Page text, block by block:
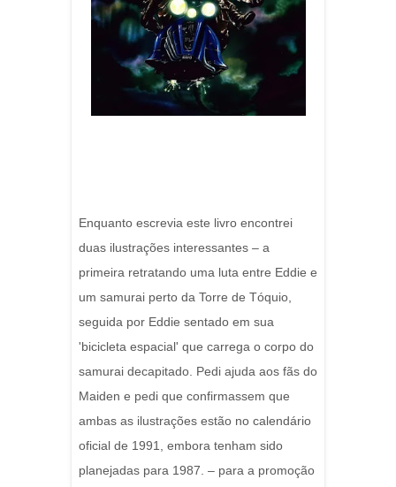
Enquanto escrevia este livro encontrei
duas ilustrações interessantes – a
primeira retratando uma luta entre Eddie e
um samurai perto da Torre de Tóquio,
seguida por Eddie sentado em sua
'bicicleta espacial' que carrega o corpo do
samurai decapitado. Pedi ajuda aos fãs do
Maiden e pedi que confirmassem que
ambas as ilustrações estão no calendário
oficial de 1991, embora tenham sido
planejadas para 1987. – para a promoção